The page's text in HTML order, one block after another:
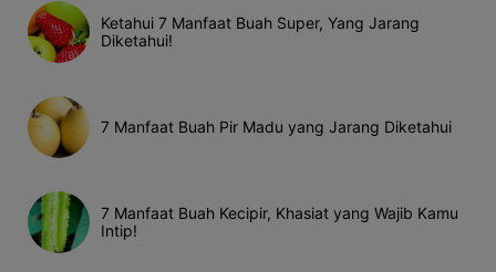
Ketahui 7 Manfaat Buah Super, Yang Jarang
Diketahui!
7 Manfaat Buah Pir Madu yang Jarang Diketahui
7 Manfaat Buah Kecipir, Khasiat yang Wajib Kamu
Intip!